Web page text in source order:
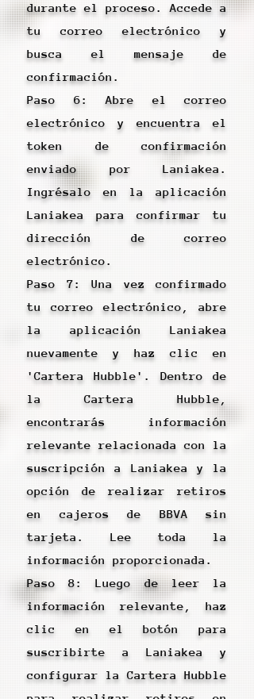
durante el proceso. Accede a
tu correo electrónico y
busca el mensaje de
confirmación.
Paso 6: Abre el correo
electrónico y encuentra el
token de confirmación
enviado por Laniakea.
Ingrésalo en la aplicación
Laniakea para confirmar tu
dirección de correo
electrónico.
Paso 7: Una vez confirmado
tu correo electrónico, abre
la aplicación Laniakea
nuevamente y haz clic en
'Cartera Hubble'. Dentro de
la Cartera Hubble,
encontrarás información
relevante relacionada con la
suscripción a Laniakea y la
opción de realizar retiros
en cajeros de BBVA sin
tarjeta. Lee toda la
información proporcionada.
Paso 8: Luego de leer la
información relevante, haz
clic en el botón para
suscribirte a Laniakea y
configurar la Cartera Hubble